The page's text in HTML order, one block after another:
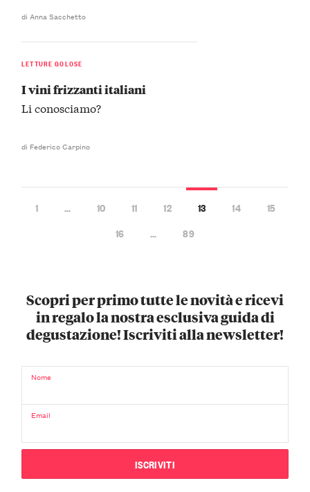
di Anna Sacchetto
LETTURE GOLOSE
I vini frizzanti italiani
Li conosciamo?
di Federico Carpino
1 … 10 11 12 13 14
15
16
… 89
Scopri per primo tutte le novità e ricevi
in regalo la nostra esclusiva guida di
degustazione! Iscriviti alla newsletter!
Nome
Email